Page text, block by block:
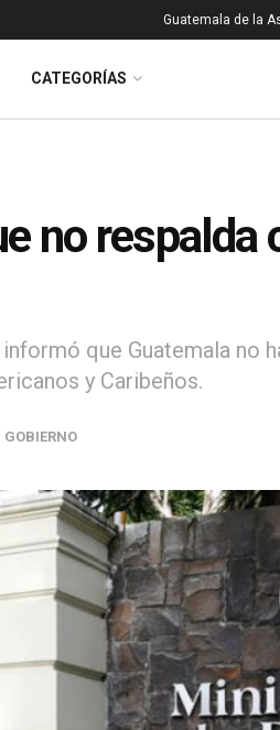
Guatemala de la
CATEGORÍAS
no respalda
que Guatemala no
y Caribeños.
GOBIERNO